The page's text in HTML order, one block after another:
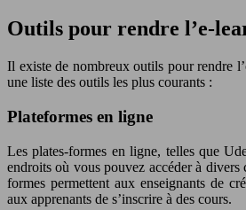
Outils pour rendre l’e-
Il existe de nombreux outils pour rendre
une liste des outils les plus courants :
Plateformes en ligne
Les plates-formes en ligne, telles que
endroits où vous pouvez accéder à divers
formes permettent aux enseignants de
aux apprenants de s’inscrire à des cours.